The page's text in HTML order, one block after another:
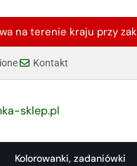
na terenie kraju przy
Kontakt
sklep.pl
Kolorowanki, zadaniówki